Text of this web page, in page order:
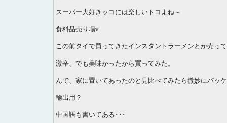
スーパー大好きッコには楽しいトコよね～
食料品売り場v
この前タイで買ってきたインスタントラーメンとか売っ
激辛、でも美味かったから買ってみた。
んで、家に置いてあったのと見比べてみたら微妙にパッ
輸出用？
中国語も書いてある･･･